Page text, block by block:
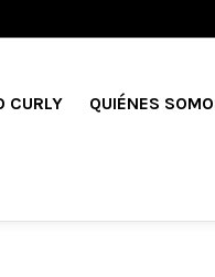
CURLY
QUIÉNES